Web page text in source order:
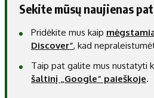
Sekite mūsų naujienas
Pridėkite mus kaip
Discover“, kad
Taip pat galite mus nustatyti
šaltinį „Google“ paieškoje.